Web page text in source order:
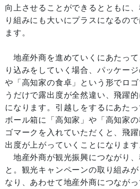
向上させることができるとともに
り組みにも大いにプラスになるの
ます。
地産外商を進めていくにあたって
り込みをしていく場合、パッケージ
や「高知家の食卓」という形でロ
うだけで露出度が全然違い、飛躍
になります。引越しをするにあた
ボール箱に「高知家」や「高知家
ゴマークを入れていただくと、飛
出度が上がっていくことになります
地産外商が観光振興につながり、
と。観光キャンペーンの取り組み
なり、あわせて地産外商につなが